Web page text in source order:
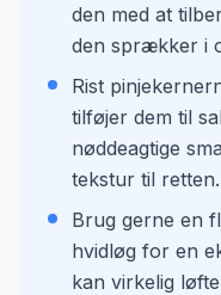
den med at
den sprækker i
Rist
tilføjer dem til
nøddeagtige
tekstur til retten.
Brug gerne en
hvidløg for en
kan virkelig